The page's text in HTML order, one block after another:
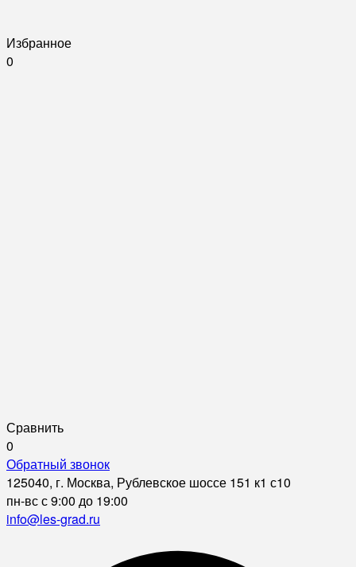
Избранное
0
Сравнить
0
Обратный звонок
125040, г. Москва, Рублевское шоссе 151 к1 с10
пн-вс с 9:00 до 19:00
info@les-grad.ru